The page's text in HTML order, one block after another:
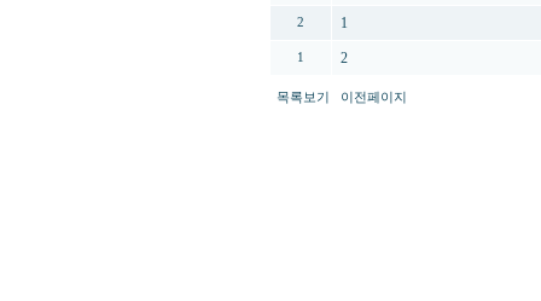
2 1
1 2
목록보기 이전페이지